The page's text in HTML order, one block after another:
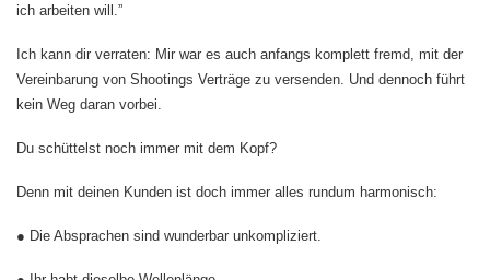
ich arbeiten will.”
Ich kann dir verraten: Mir war es auch anfangs komplett fremd, mit der
Vereinbarung von Shootings Verträge zu versenden. Und dennoch führt
kein Weg daran vorbei.
Du schüttelst noch immer mit dem Kopf?
Denn mit deinen Kunden ist doch immer alles rundum harmonisch:
● Die Absprachen sind wunderbar unkompliziert.